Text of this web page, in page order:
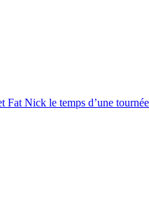
Nick le temps d’une